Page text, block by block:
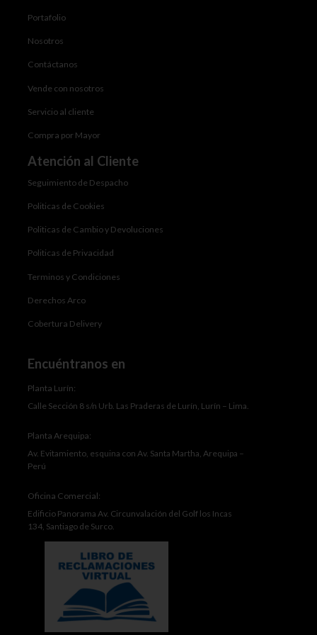
Portafolio
Nosotros
Contáctanos
Vende con nosotros
Servicio al cliente
Compra por Mayor
Atención al Cliente
Seguimiento de Despacho
Politicas de Cookies
Politicas de Cambio y Devoluciones
Politicas de Privacidad
Terminos y Condiciones
Derechos Arco
Cobertura Delivery
Encuéntranos en
Planta Lurín:
Calle Sección 8 s/n Urb. Las Praderas de Lurín, Lurín – Lima.
Planta Arequipa:
Av. Evitamiento, esquina con Av. Santa Martha, Arequipa –
Perú
Oficina Comercial:
Edificio Panorama Av. Circunvalación del Golf los Incas
134, Santiago de Surco.